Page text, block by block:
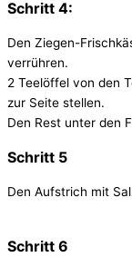
Schritt 4:
Den Ziegen-
verrühren.
2 Teelöffel von den
zur Seite stellen.
Den Rest unter den
Schritt 5
Den Aufstrich mit
Schritt 6